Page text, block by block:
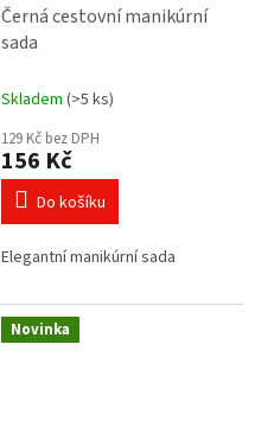
Černá cestovní manikúrní
sada
Skladem (>5 ks)
129 Kč bez DPH
156 Kč
Do košíku
Elegantní manikúrní sada
Novinka